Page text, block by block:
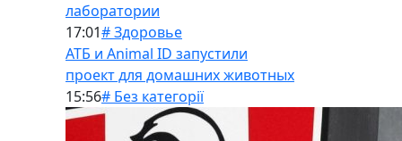
лаборатории
17:01# Здоровье
АТБ и Animal ID запустили
проект для домашних животных
15:56# Без категорії